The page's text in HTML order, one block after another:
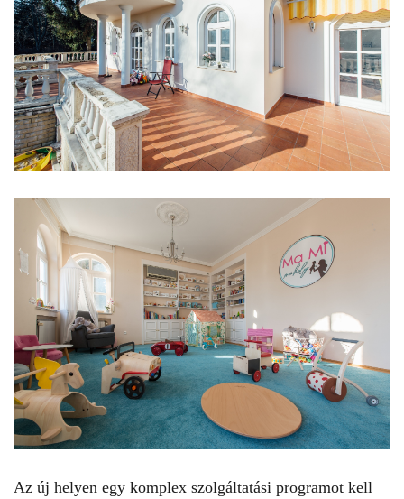
Az új helyen egy komplex szolgáltatási programot kell